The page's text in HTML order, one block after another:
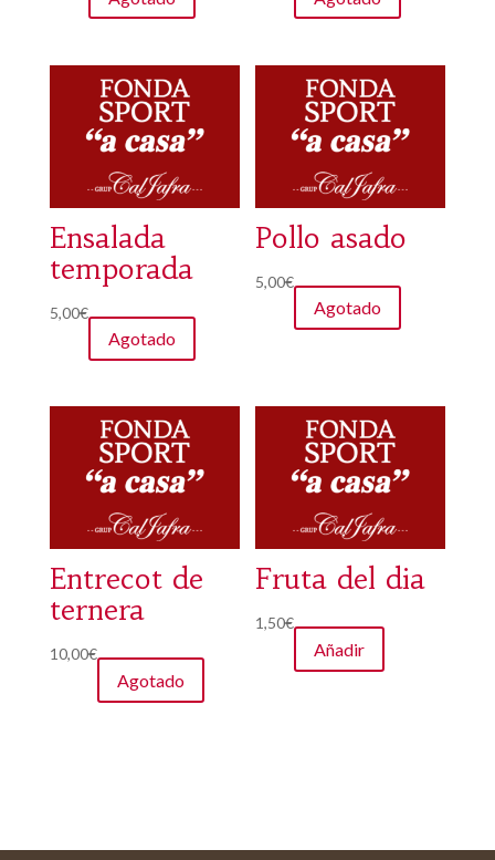
Ensalada
temporada
5,00€
Agotado
Pollo asado
5,00€
Agotado
Entrecot de
ternera
10,00€
Agotado
Fruta del dia
1,50€
Añadir